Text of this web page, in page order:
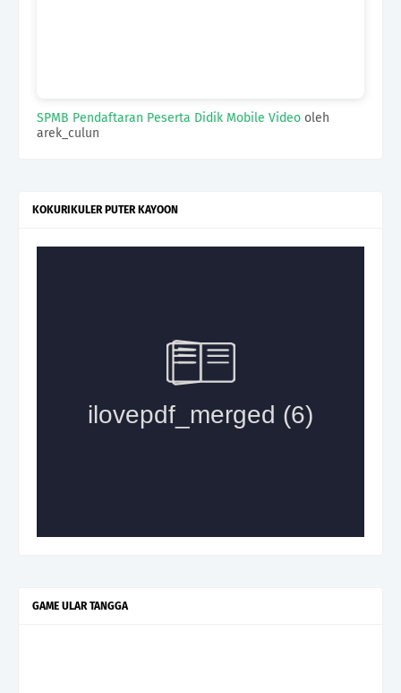
SPMB Pendaftaran Peserta Didik Mobile Video oleh
arek_culun
KOKURIKULER PUTER KAYOON
GAME ULAR TANGGA